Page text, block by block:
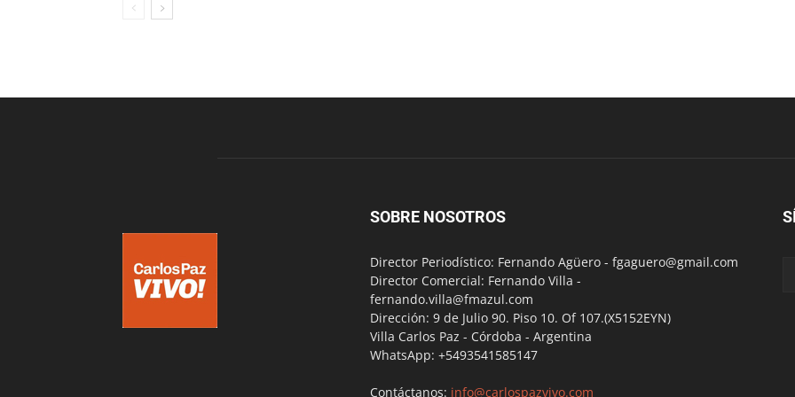
SOBRE NOSOTROS
Director Periodístico: Fernando Agüero - fgaguero@gmail.com
Director Comercial: Fernando Villa -
fernando.villa@fmazul.com
Dirección: 9 de Julio 90. Piso 10. Of 107.(X5152EYN)
Villa Carlos Paz - Córdoba - Argentina
WhatsApp: +5493541585147
Contáctanos: info@carlospazvivo.com